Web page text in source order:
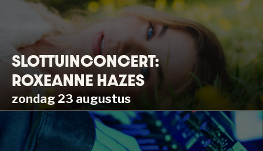
SLOTTUINCONCERT:
ROXEANNE HAZES
zondag 23 augustus